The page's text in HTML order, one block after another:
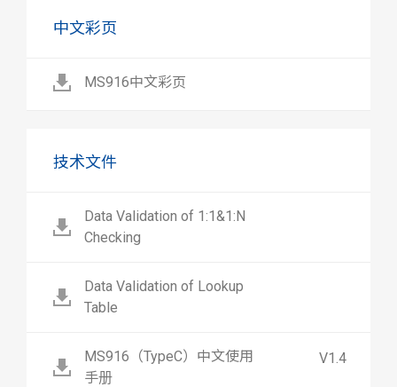
中文彩页
MS916中文彩页
技术文件
Data Validation of 1:1&1:N
Checking
Data Validation of Lookup
Table
MS916（TypeC）中文使用
手册
V1.4